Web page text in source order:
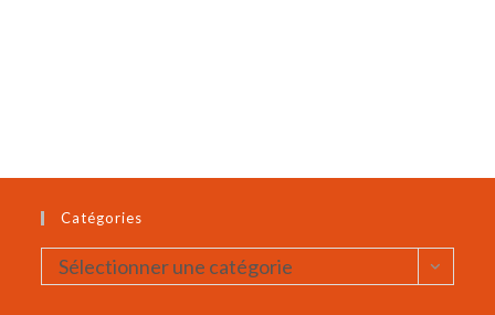
Catégories
Catégories
Sélectionner une catégorie